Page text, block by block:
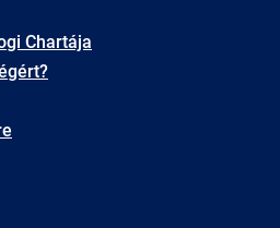
Chartája